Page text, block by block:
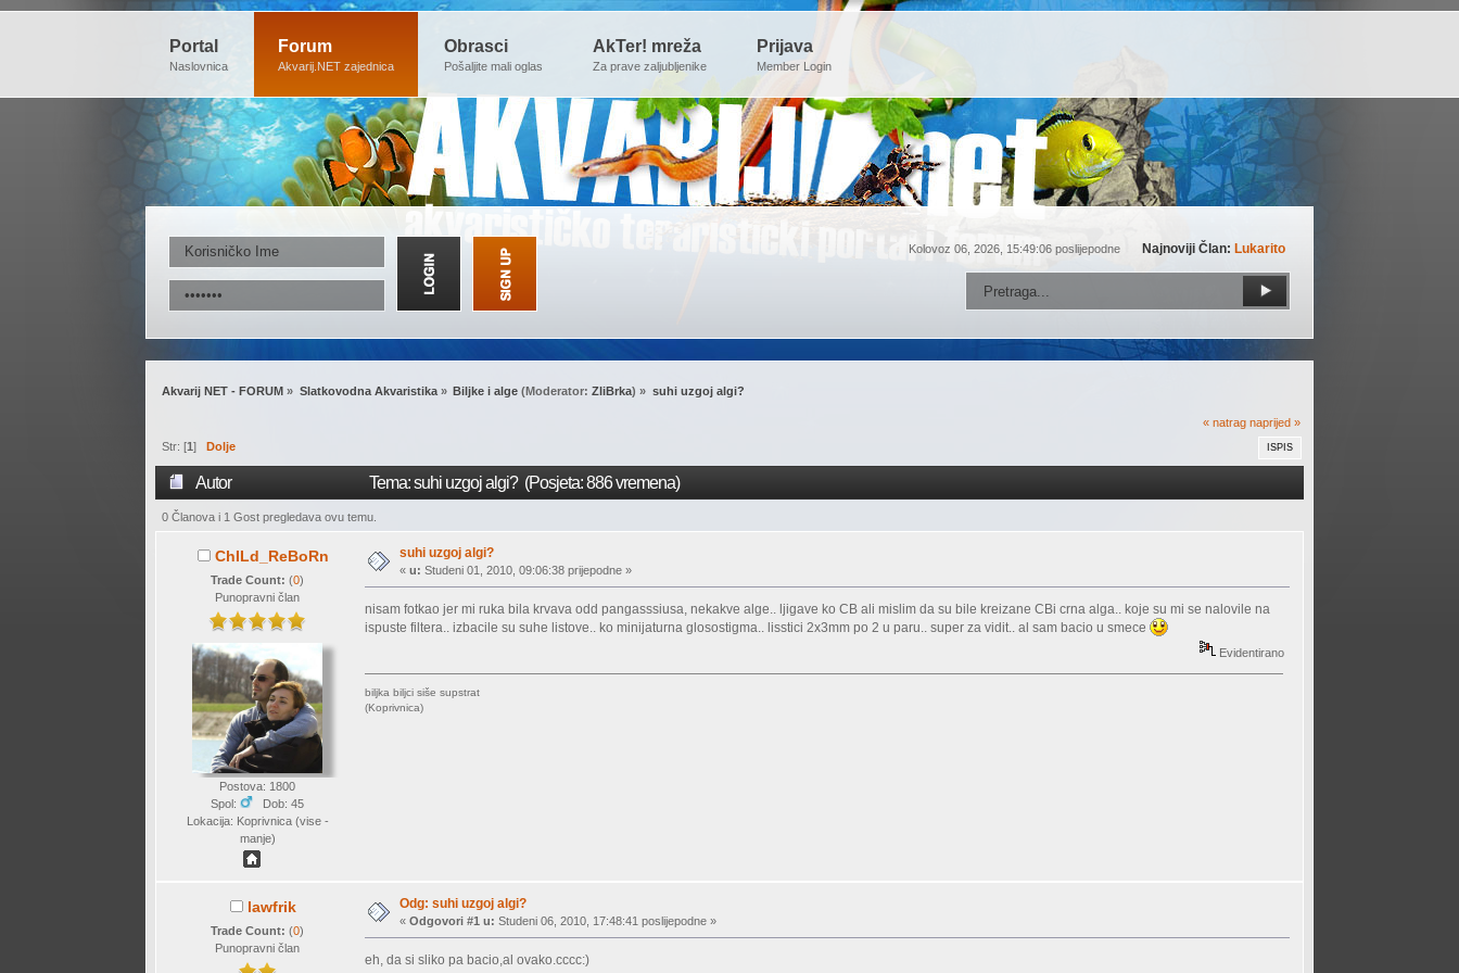
Portal
Naslovnica
Forum
Akvarij.NET zajednica
Obrasci
Pošaljite mali oglas
AkTer! mreža
Za prave zaljubljenike
Prijava
Member Login
Kolovoz 06, 2026, 15:49:06 poslijepodne Najnoviji Član: Lukarito
Akvarij NET - FORUM » Slatkovodna Akvaristika» Biljke i alge (Moderator:ZliBrka) » suhi uzgoj algi?
« natrag naprijed »
ISPIS
Str: [1] Dolje
Autor Tema: suhi uzgoj algi? (Posjeta: 886 vremena)
0 Članova i 1 Gost pregledava ovu temu.
ChILd_ReBoRn
Trade Count:(0)
Punopravni član
Postova: 1800
Spol:
Dob: 45
Lokacija: Koprivnica (vise -
manje)
suhi uzgoj algi?
«u: Studeni 01, 2010, 09:06:38 prijepodne »
nisam fotkao jer mi ruka bila krvava odd pangasssiusa, nekakve alge.. ljigave ko CB ali mislim da su bile kreizane CBi crna alga.. koje su mi se nalovile na
ispuste filtera.. izbacile su suhe listove.. ko minijaturna glosostigma.. lisstici 2x3mm po 2 u paru.. super za vidit.. al sam bacio u smece
Evidentirano
biljka biljci siše supstrat
(Koprivnica)
lawfrik
Trade Count:(0)
Punopravni član
Odg: suhi uzgoj algi?
«Odgovori #1 u: Studeni 06, 2010, 17:48:41 poslijepodne »
eh, da si sliko pa bacio,al ovako.cccc:)